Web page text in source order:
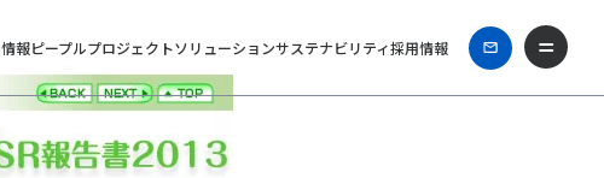
報ピープルプロジェクトソリューションサステナビリティ採用情報